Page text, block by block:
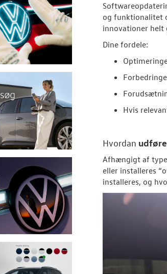
og funktionalitet
innovationer helt
Dine fordele:
Hvis
Hvordan
Afhængigt af
eller installeres
installeres, og